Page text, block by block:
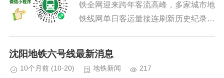
铁全网迎来跨年客流高峰，多家城市地
铁线网单日客运量接连刷新历史纪录，
沈阳地铁六号线最新消息
10个月前 (10-20) 地铁新闻 217